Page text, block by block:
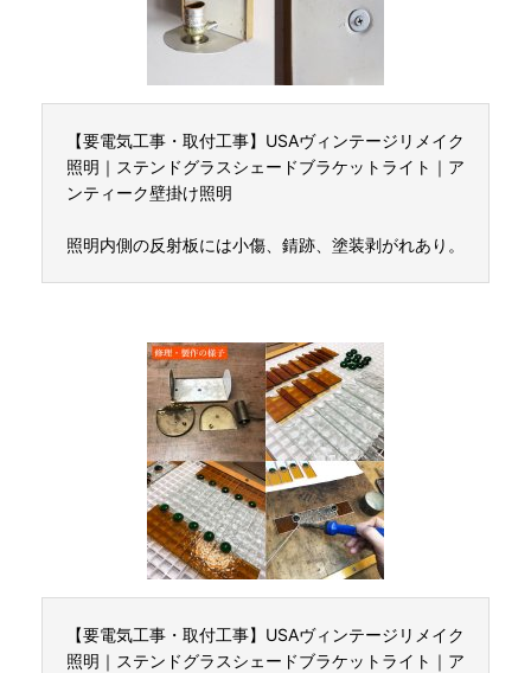
【要電気工事・取付工事】USAヴィンテージリメイク
照明｜ステンドグラスシェードブラケットライト｜ア
ンティーク壁掛け照明
照明内側の反射板には小傷、錆跡、塗装剥がれあり。
【要電気工事・取付工事】USAヴィンテージリメイク
照明｜ステンドグラスシェードブラケットライト｜ア